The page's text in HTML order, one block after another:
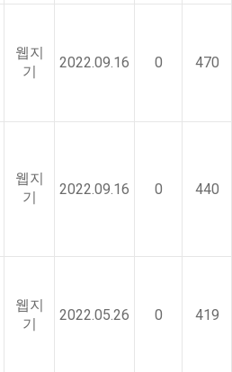
웹지
기
2022.09.16 0 470
웹지
기
2022.09.16 0 440
웹지
기
2022.05.26 0 419